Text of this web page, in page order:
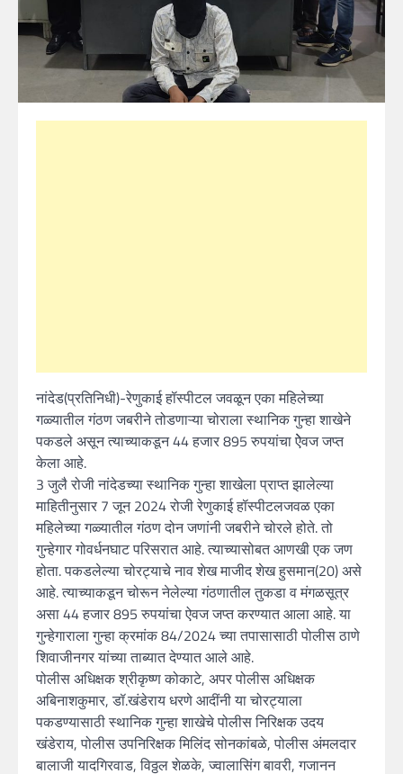
नांदेड(प्रतिनिधी)-रेणुकाई हॉस्पीटल जवळून एका महिलेच्या
गळ्यातील गंठण जबरीने तोडणाऱ्या चोराला स्थानिक गुन्हा शाखेने
पकडले असून त्याच्याकडून 44 हजार 895 रुपयांचा ऐेवज जप्त
केला आहे.
3 जुलै रोजी नांदेडच्या स्थानिक गुन्हा शाखेला प्राप्त झालेल्या
माहितीनुसार 7 जून 2024 रोजी रेणुकाई हॉस्पीटलजवळ एका
महिलेच्या गळ्यातील गंठण दोन जणांनी जबरीने चोरले होते. तो
गुन्हेगार गोवर्धनघाट परिसरात आहे. त्याच्यासोबत आणखी एक जण
होता. पकडलेल्या चोरट्याचे नाव शेख माजीद शेख हुसमान(20) असे
आहे. त्याच्याकडून चोरून नेलेल्या गंठणातील तुकडा व मंगळसूत्र
असा 44 हजार 895 रुपयांचा ऐवज जप्त करण्यात आला आहे. या
गुन्हेगाराला गुन्हा क्रमांक 84/2024 च्या तपासासाठी पोलीस ठाणे
शिवाजीनगर यांच्या ताब्यात देण्यात आले आहे.
पोलीस अधिक्षक श्रीकृष्ण कोकाटे, अपर पोलीस अधिक्षक
अबिनाशकुमार, डॉ.खंडेराय धरणे आदींनी या चोरट्याला
पकडण्यासाठी स्थानिक गुन्हा शाखेचे पोलीस निरिक्षक उदय
खंडेराय, पोलीस उपनिरिक्षक मिलिंद सोनकांबळे, पोलीस अंमलदार
बालाजी यादगिरवाड, विठ्ठल शेळके, ज्वालासिंग बावरी, गजानन